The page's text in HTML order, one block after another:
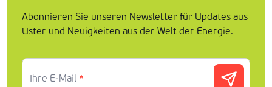
Abonnieren Sie unseren Newsletter für Updates aus
Uster und Neuigkeiten aus der Welt der Energie.
Ihre E-Mail *